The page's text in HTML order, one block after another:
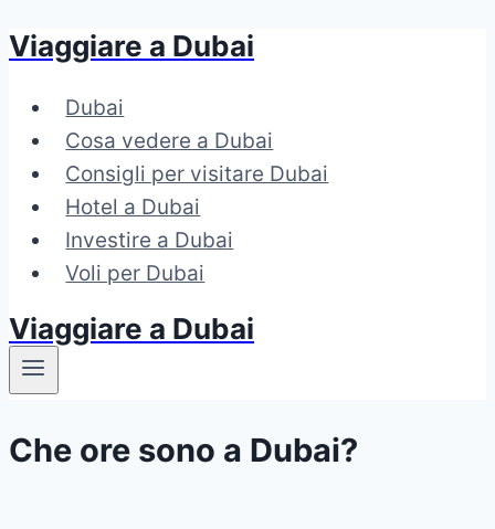
Salta
contenuto
Viaggiare a Dubai
Dubai
Cosa vedere a Dubai
Consigli per visitare Dubai
Hotel a Dubai
Investire a Dubai
Voli per Dubai
Viaggiare a Dubai
Che ore sono a Dubai?